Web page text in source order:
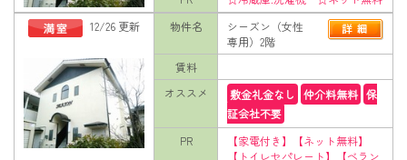
12/26 更新
物件名
シーズン（女性
専用）2階
賃料
オススメ
敷金礼金なし 仲介料無料 保
証会社不要
PR
【家電付き】【ネット無料】
【トイレセパレート】【ベラン